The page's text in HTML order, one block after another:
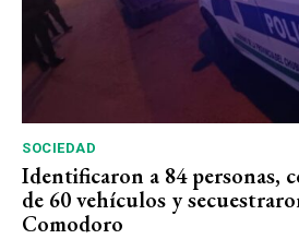
SOCIEDAD
Identificaron a 84 personas,
de 60 vehículos y
Comodoro